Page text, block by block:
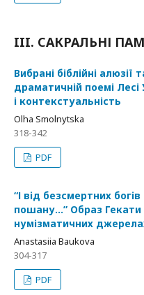
III. САКРАЛЬНІ
Вибрані біблійні
драматичній поемі Лесі
і контекстуальність
Olha Smolnytska
318-342
PDF
“І від безсмертних
пошану…” Образ
нумізматичних
Anastasiia Baukova
304-317
PDF